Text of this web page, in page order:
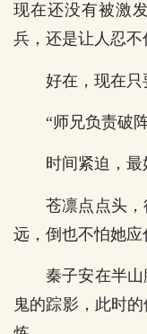
现在还没有被激
兵，还是让人忍不
好在，现在只
“师兄负责破
时间紧迫，最
苍凛点点头
远，倒也不怕她应
秦子安在半
鬼的踪影，此时